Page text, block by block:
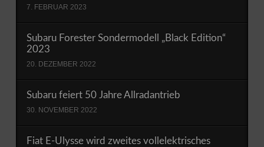
7. FEBRUAR 2023
Subaru Forester Sondermodell „Black Edition“
2023
20. DEZEMBER 2022
Subaru feiert 50 Jahre Allradantrieb
30. NOVEMBER 2022
Fiat E-Ulysse wird zweites vollelektrisches